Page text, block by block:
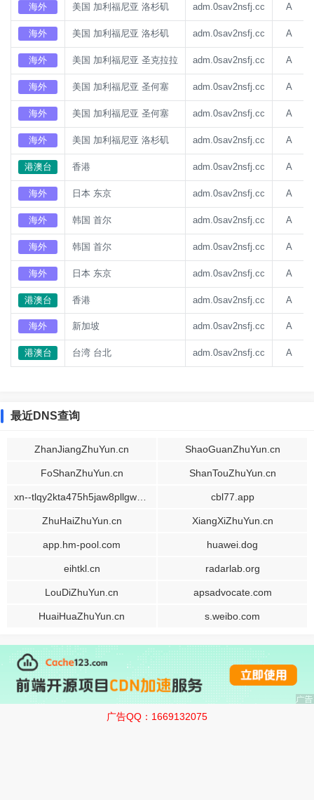
海外 美国 加利福尼亚 洛杉矶 adm.0sav2nsfj.cc A
海外 美国 加利福尼亚 洛杉矶 adm.0sav2nsfj.cc A
海外 美国 加利福尼亚 圣克拉拉 adm.0sav2nsfj.cc A
海外 美国 加利福尼亚 圣何塞 adm.0sav2nsfj.cc A
海外 美国 加利福尼亚 圣何塞 adm.0sav2nsfj.cc A
海外 美国 加利福尼亚 洛杉矶 adm.0sav2nsfj.cc A
港澳台 香港 adm.0sav2nsfj.cc A
海外 日本 东京 adm.0sav2nsfj.cc A
海外 韩国 首尔 adm.0sav2nsfj.cc A
海外 韩国 首尔 adm.0sav2nsfj.cc A
海外 日本 东京 adm.0sav2nsfj.cc A
港澳台 香港 adm.0sav2nsfj.cc A
海外 新加坡 adm.0sav2nsfj.cc A
港澳台 台湾 台北 adm.0sav2nsfj.cc A
最近DNS查询
ZhanJiangZhuYun.cn ShaoGuanZhuYun.cn
FoShanZhuYun.cn ShanTouZhuYun.cn
cbl77.app
ZhuHaiZhuYun.cn XiangXiZhuYun.cn
app.hm-pool.com huawei.dog
eihtkl.cn radarlab.org
LouDiZhuYun.cn apsadvocate.com
HuaiHuaZhuYun.cn s.weibo.com
广告QQ：1669132075